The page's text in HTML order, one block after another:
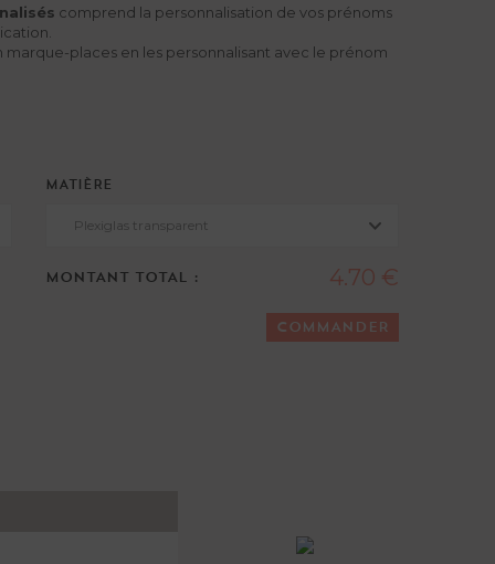
comprend la personnalisation de vos prénoms
marque-places en les personnalisant avec le prénom
MATIÈRE
Plexiglas transparent
MONTANT TOTAL : 4.70 €
COMMANDER